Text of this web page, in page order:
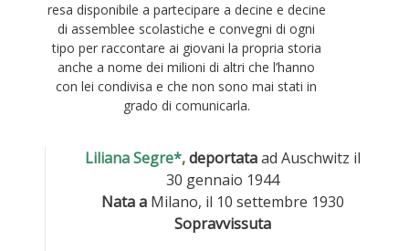
resa disponibile a partecipare a decine e decine
di assemblee scolastiche e convegni di ogni
tipo per raccontare ai giovani la propria storia
anche a nome dei milioni di altri che l’hanno
con lei condivisa e che non sono mai stati in
grado di comunicarla.
Liliana Segre*,deportataad Auschwitz il
30 gennaio 1944
Nata a Milano, il 10 settembre 1930
Sopravvissuta